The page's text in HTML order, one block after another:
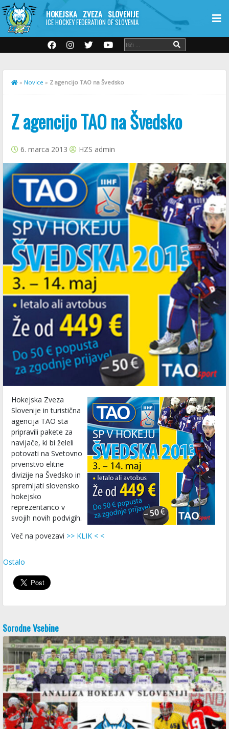
HOKEJSKA ZVEZA SLOVENIJE
ICE HOCKEY FEDERATION OF SLOVENIA
» Novice » Z agencijo TAO na Švedsko
Z agencijo TAO na Švedsko
6. marca 2013 HZS admin
Hokejska Zveza
Slovenije in turistična
agencija TAO sta
pripravili pakete za
navijače, ki bi želeli
potovati na Svetovno
prvenstvo elitne
divizije na Švedsko in
spremljati slovensko
hokejsko
reprezentanco v
svojih novih podvigih.
Več na povezavi >> KLIK < <
Ostalo
Sorodne Vsebine